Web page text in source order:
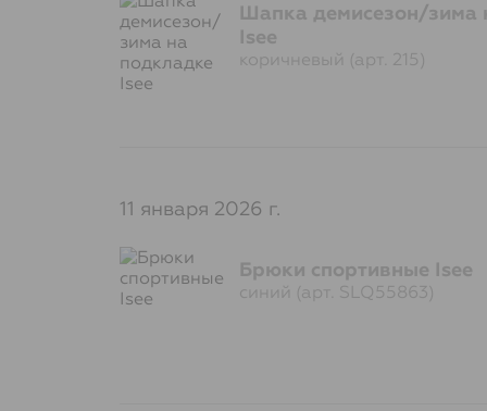
Шапка демисезон/зима
Isee
коричневый (арт. 215)
11 января 2026 г.
Брюки спортивные Isee
синий (арт. SLQ55863)